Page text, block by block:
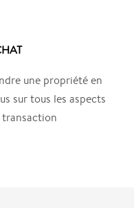
une propriété en
sur tous les aspects
transaction